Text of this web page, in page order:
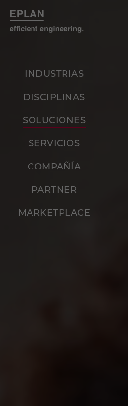
INDUSTRIAS
DISCIPLINAS
SOLUCIONES
SERVICIOS
COMPAÑÍA
PARTNER
MARKETPLACE